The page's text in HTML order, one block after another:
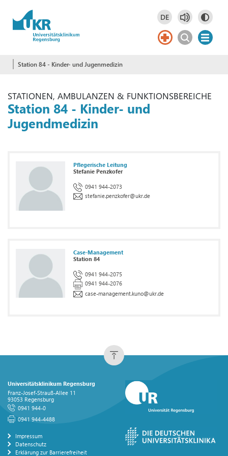
Springe zum Hauptinhalt DE
Deutsch
DE
Station 84 - Kinder- und Jugenmedizin
STATIONEN, AMBULANZEN & FUNKTIONSBEREICHE
Station 84 - Kinder- und
Jugendmedizin
Pflegerische Leitung
Stefanie Penzkofer
0941 944-2073
stefanie.penzkofer@ukr.de
Case-Management
Station 84
0941 944-2075
0941 944-2076
case-management.kuno@ukr.de
Universitätsklinikum Regensburg
Franz-Josef-Strauß-Allee 11
93053 Regensburg
0941 944-0
0941 944-4488
Impressum
Datenschutz
Erklärung zur Barrierefreiheit